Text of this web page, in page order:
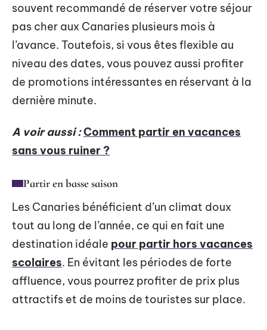
souvent recommandé de réserver votre séjour
pas cher aux Canaries plusieurs mois à
l’avance. Toutefois, si vous êtes flexible au
niveau des dates, vous pouvez aussi profiter
de promotions intéressantes en réservant à la
dernière minute.
A voir aussi :Comment partir en vacances
sans vous ruiner ?
Partir en basse saison
Les Canaries bénéficient d’un climat doux
tout au long de l’année, ce qui en fait une
destination idéale pour partir hors vacances
scolaires. En évitant les périodes de forte
affluence, vous pourrez profiter de prix plus
attractifs et de moins de touristes sur place.